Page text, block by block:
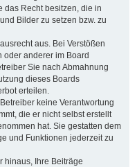
das Recht besitzen, die in
Bilder zu setzen bzw. zu
aus. Bei Verstößen
anderer im Board
Sie nach Abmahnung
dieses Boards
erteilen.
keine Verantwortung
die er nicht selbst erstellt
hat. Sie gestatten dem
und Funktionen jederzeit zu
hinaus, Ihre Beiträge